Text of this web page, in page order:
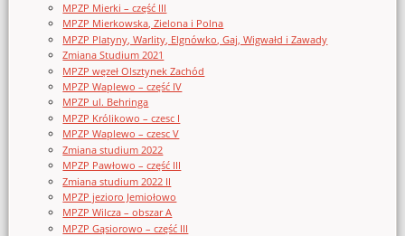
MPZP Mierki – część III
MPZP Mierkowska, Zielona i Polna
MPZP Platyny, Warlity, Elgnówko, Gaj, Wigwałd i Zawady
Zmiana Studium 2021
MPZP węzeł Olsztynek Zachód
MPZP Waplewo – część IV
MPZP ul. Behringa
MPZP Królikowo – czesc I
MPZP Waplewo – czesc V
Zmiana studium 2022
MPZP Pawłowo – część III
Zmiana studium 2022 II
MPZP jezioro Jemiołowo
MPZP Wilcza – obszar A
MPZP Gąsiorowo – część III